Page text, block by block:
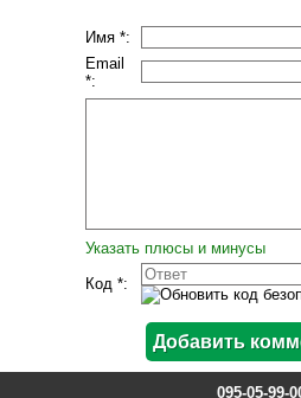
Имя *:
Email
*:
Указать плюсы и минусы
Код *:
095-05-99-